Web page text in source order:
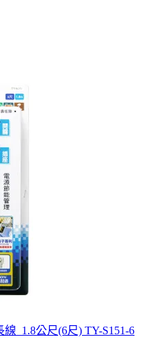
_1.8公尺(6尺) TY-S151-6